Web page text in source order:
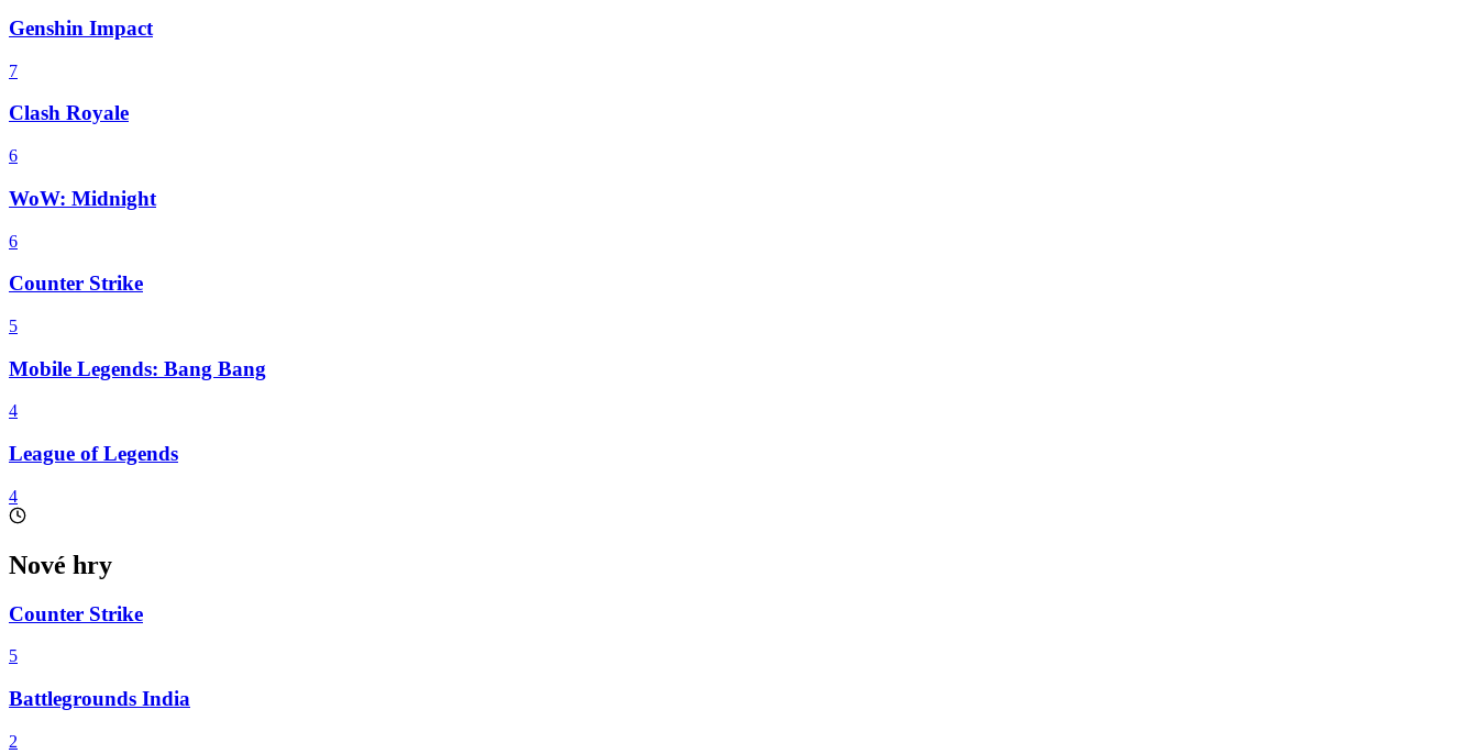
Genshin Impact
7
Clash Royale
6
WoW: Midnight
6
Counter Strike
5
Mobile Legends: Bang Bang
4
League of Legends
4
Nové hry
Counter Strike
5
Battlegrounds India
2